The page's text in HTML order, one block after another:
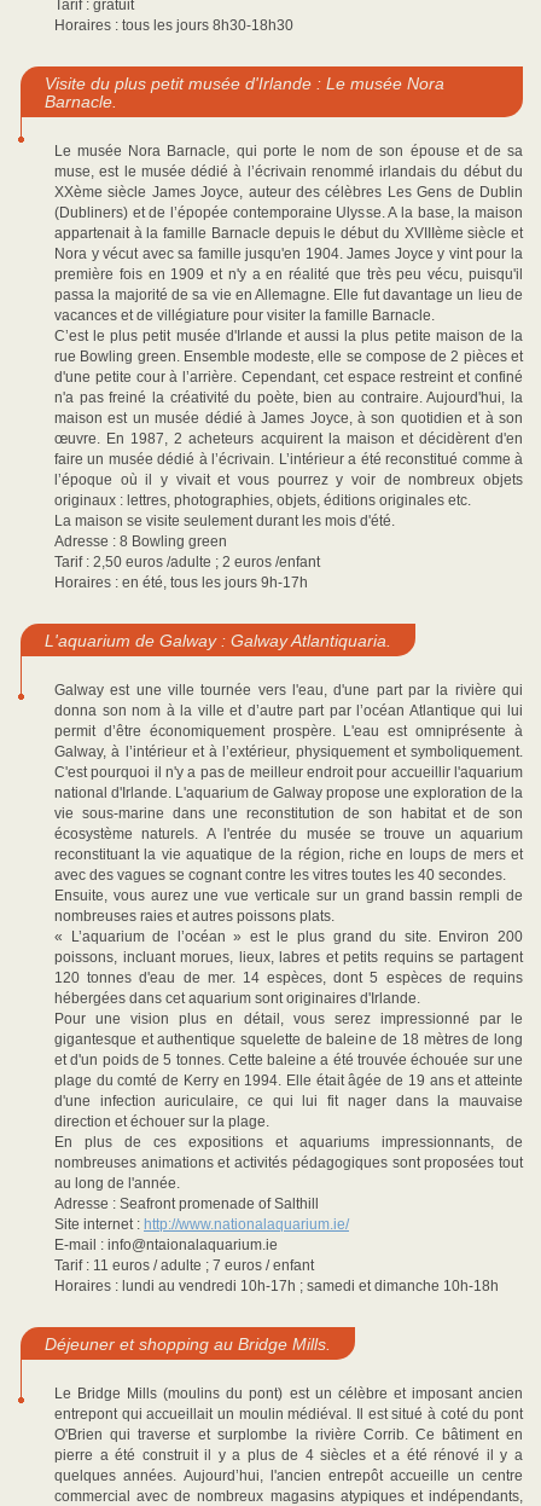
Tarif : gratuit
Horaires : tous les jours 8h30-18h30
Visite du plus petit musée d'Irlande : Le musée Nora
Barnacle.
Le musée Nora Barnacle, qui porte le nom de son épouse et de sa
muse, est le musée dédié à l’écrivain renommé irlandais du début du
XXème siècle James Joyce, auteur des célèbres Les Gens de Dublin
(Dubliners) et de l’épopée contemporaine Ulysse. A la base, la maison
appartenait à la famille Barnacle depuis le début du XVIIIème siècle et
Nora y vécut avec sa famille jusqu'en 1904. James Joyce y vint pour la
première fois en 1909 et n'y a en réalité que très peu vécu, puisqu'il
passa la majorité de sa vie en Allemagne. Elle fut davantage un lieu de
vacances et de villégiature pour visiter la famille Barnacle.
C’est le plus petit musée d'Irlande et aussi la plus petite maison de la
rue Bowling green. Ensemble modeste, elle se compose de 2 pièces et
d'une petite cour à l’arrière. Cependant, cet espace restreint et confiné
n'a pas freiné la créativité du poète, bien au contraire. Aujourd'hui, la
maison est un musée dédié à James Joyce, à son quotidien et à son
œuvre. En 1987, 2 acheteurs acquirent la maison et décidèrent d'en
faire un musée dédié à l’écrivain. L’intérieur a été reconstitué comme à
l’époque où il y vivait et vous pourrez y voir de nombreux objets
originaux : lettres, photographies, objets, éditions originales etc.
La maison se visite seulement durant les mois d'été.
Adresse : 8 Bowling green
Tarif : 2,50 euros /adulte ; 2 euros /enfant
Horaires : en été, tous les jours 9h-17h
L'aquarium de Galway : Galway Atlantiquaria.
Galway est une ville tournée vers l'eau, d'une part par la rivière qui
donna son nom à la ville et d’autre part par l’océan Atlantique qui lui
permit d’être économiquement prospère. L'eau est omniprésente à
Galway, à l’intérieur et à l’extérieur, physiquement et symboliquement.
C'est pourquoi il n'y a pas de meilleur endroit pour accueillir l'aquarium
national d'Irlande. L'aquarium de Galway propose une exploration de la
vie sous-marine dans une reconstitution de son habitat et de son
écosystème naturels. A l'entrée du musée se trouve un aquarium
reconstituant la vie aquatique de la région, riche en loups de mers et
avec des vagues se cognant contre les vitres toutes les 40 secondes.
Ensuite, vous aurez une vue verticale sur un grand bassin rempli de
nombreuses raies et autres poissons plats.
« L’aquarium de l’océan » est le plus grand du site. Environ 200
poissons, incluant morues, lieux, labres et petits requins se partagent
120 tonnes d'eau de mer. 14 espèces, dont 5 espèces de requins
hébergées dans cet aquarium sont originaires d'Irlande.
Pour une vision plus en détail, vous serez impressionné par le
gigantesque et authentique squelette de baleine de 18 mètres de long
et d'un poids de 5 tonnes. Cette baleine a été trouvée échouée sur une
plage du comté de Kerry en 1994. Elle était âgée de 19 ans et atteinte
d'une infection auriculaire, ce qui lui fit nager dans la mauvaise
direction et échouer sur la plage.
En plus de ces expositions et aquariums impressionnants, de
nombreuses animations et activités pédagogiques sont proposées tout
au long de l'année.
Adresse : Seafront promenade of Salthill
Site internet : http://www.nationalaquarium.ie/
E-mail : info@ntaionalaquarium.ie
Tarif : 11 euros / adulte ; 7 euros / enfant
Horaires : lundi au vendredi 10h-17h ; samedi et dimanche 10h-18h
Déjeuner et shopping au Bridge Mills.
Le Bridge Mills (moulins du pont) est un célèbre et imposant ancien
entrepont qui accueillait un moulin médiéval. Il est situé à coté du pont
O'Brien qui traverse et surplombe la rivière Corrib. Ce bâtiment en
pierre a été construit il y a plus de 4 siècles et a été rénové il y a
quelques années. Aujourd’hui, l'ancien entrepôt accueille un centre
commercial avec de nombreux magasins atypiques et indépendants,